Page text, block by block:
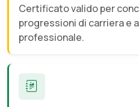
Certificato valido per
progressioni di carriera e
professionale.